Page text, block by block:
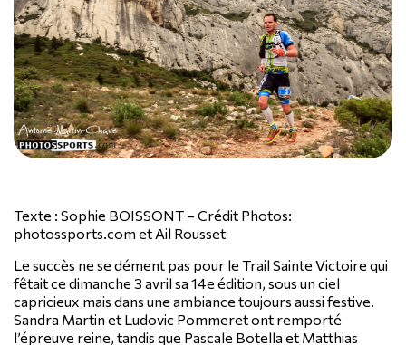
Texte : Sophie BOISSONT – Crédit Photos:
photossports.com et Ail Rousset
Le succès ne se dément pas pour le Trail Sainte Victoire qui
fêtait ce dimanche 3 avril sa 14e édition, sous un ciel
capricieux mais dans une ambiance toujours aussi festive.
Sandra Martin et Ludovic Pommeret ont remporté
l’épreuve reine, tandis que Pascale Botella et Matthias